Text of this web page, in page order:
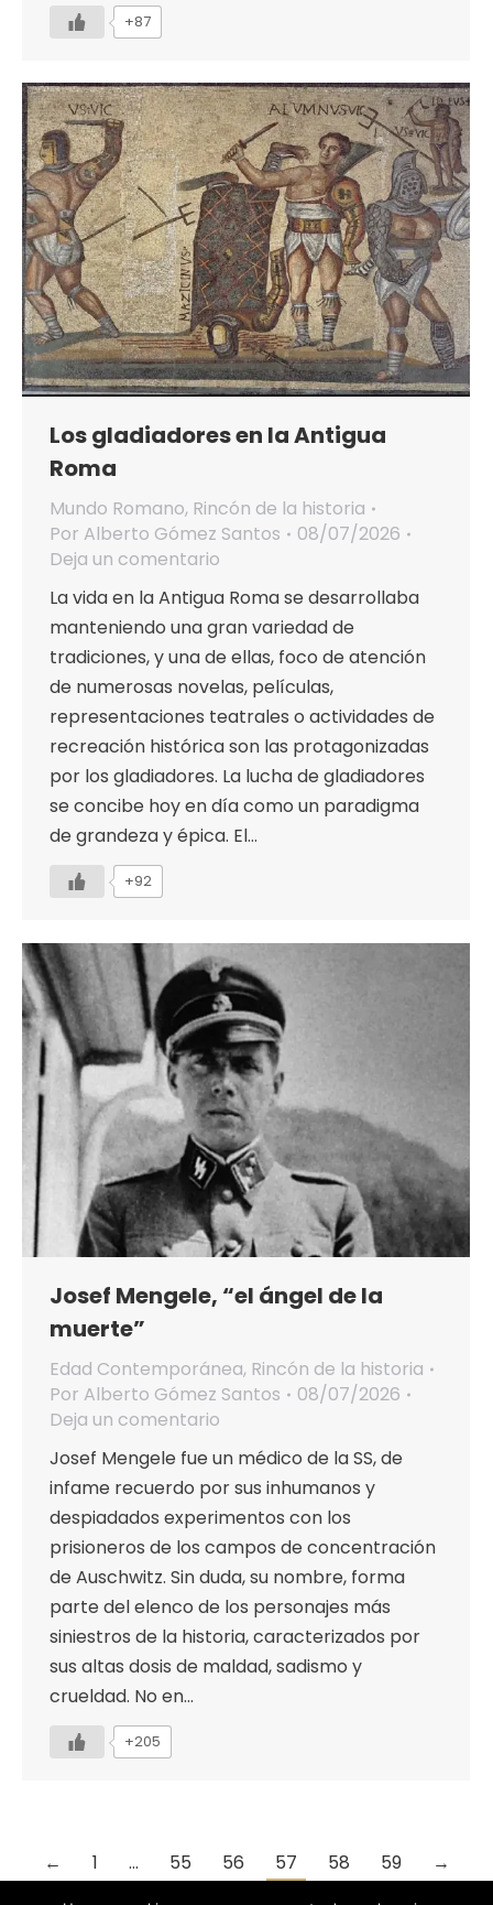
+87
Los gladiadores en la Antigua
Roma
Mundo Romano, Rincón de la historia
Por Alberto Gómez Santos
08/07/2026
Deja un comentario
La vida en la Antigua Roma se desarrollaba
manteniendo una gran variedad de
tradiciones, y una de ellas, foco de atención
de numerosas novelas, películas,
representaciones teatrales o actividades de
recreación histórica son las protagonizadas
por los gladiadores. La lucha de gladiadores
se concibe hoy en día como un paradigma
de grandeza y épica. El…
+92
Josef Mengele, “el ángel de la
muerte”
Edad Contemporánea, Rincón de la historia
Por Alberto Gómez Santos
08/07/2026
Deja un comentario
Josef Mengele fue un médico de la SS, de
infame recuerdo por sus inhumanos y
despiadados experimentos con los
prisioneros de los campos de concentración
de Auschwitz. Sin duda, su nombre, forma
parte del elenco de los personajes más
siniestros de la historia, caracterizados por
sus altas dosis de maldad, sadismo y
crueldad. No en…
+205
← 1 … 55 56 57 58 59 →